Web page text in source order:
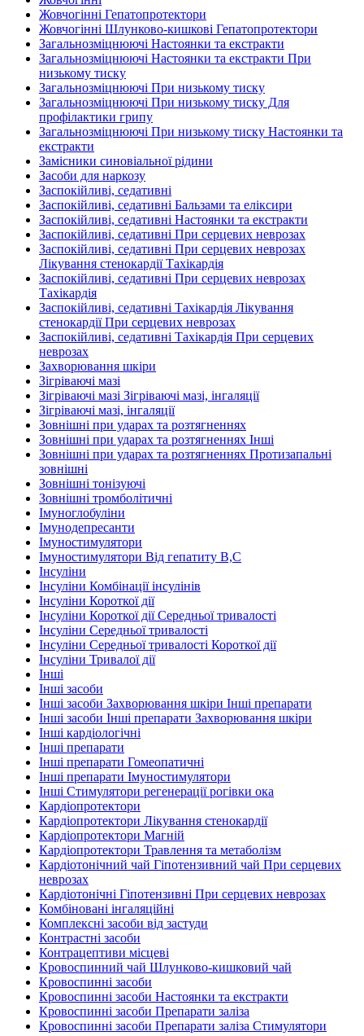
Жовчогінні Гепатопротектори
Жовчогінні Шлунково-кишкові Гепатопротектори
Загальнозміцнюючі Настоянки та екстракти
Загальнозміцнюючі Настоянки та екстракти При
низькому тиску
Загальнозміцнюючі При низькому тиску
Загальнозміцнюючі При низькому тиску Для
профілактики грипу
Загальнозміцнюючі При низькому тиску Настоянки та
екстракти
Замісники синовіальної рідини
Засоби для наркозу
Заспокійливі, седативні
Заспокійливі, седативні Бальзами та еліксири
Заспокійливі, седативні Настоянки та екстракти
Заспокійливі, седативні При серцевих неврозах
Заспокійливі, седативні При серцевих неврозах
Лікування стенокардії Тахікардія
Заспокійливі, седативні При серцевих неврозах
Тахікардія
Заспокійливі, седативні Тахікардія Лікування
стенокардії При серцевих неврозах
Заспокійливі, седативні Тахікардія При серцевих
неврозах
Захворювання шкіри
Зігріваючі мазі
Зігріваючі мазі Зігріваючі мазі, інгаляції
Зігріваючі мазі, інгаляції
Зовнішні при ударах та розтягненнях
Зовнішні при ударах та розтягненнях Інші
Зовнішні при ударах та розтягненнях Протизапальні
зовнішні
Зовнішні тонізуючі
Зовнішні тромболітичні
Імуноглобуліни
Імунодепресанти
Імуностимулятори
Імуностимулятори Від гепатиту В,С
Інсуліни
Інсуліни Комбінації інсулінів
Інсуліни Короткої дії
Інсуліни Короткої дії Середньої тривалості
Інсуліни Середньої тривалості
Інсуліни Середньої тривалості Короткої дії
Інсуліни Тривалої дії
Інші
Інші засоби
Інші засоби Захворювання шкіри Інші препарати
Інші засоби Інші препарати Захворювання шкіри
Інші кардіологічні
Інші препарати
Інші препарати Гомеопатичні
Інші препарати Імуностимулятори
Інші Стимулятори регенерації рогівки ока
Кардіопротектори
Кардіопротектори Лікування стенокардії
Кардіопротектори Магній
Кардіопротектори Травлення та метаболізм
Кардіотонічний чай Гіпотензивний чай При серцевих
неврозах
Кардіотонічні Гіпотензивні При серцевих неврозах
Комбіновані інгаляційні
Комплексні засоби від застуди
Контрастні засоби
Контрацептиви місцеві
Кровоспинний чай Шлунково-кишковий чай
Кровоспинні засоби
Кровоспинні засоби Настоянки та екстракти
Кровоспинні засоби Препарати заліза
Кровоспинні засоби Препарати заліза Стимулятори